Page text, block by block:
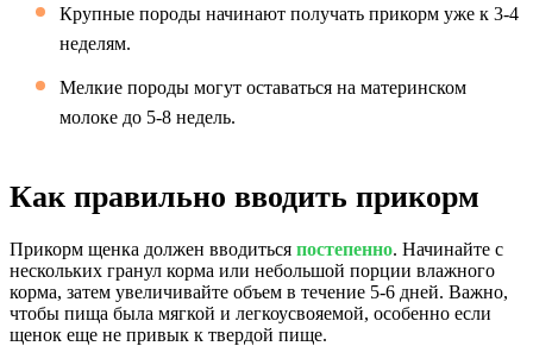
Крупные породы начинают получать прикорм уже к 3-4
неделям.
Мелкие породы могут оставаться на материнском
молоке до 5-8 недель.
Как правильно вводить прикорм
Прикорм щенка должен вводиться постепенно. Начинайте с
нескольких гранул корма или небольшой порции влажного
корма, затем увеличивайте объем в течение 5-6 дней. Важно,
чтобы пища была мягкой и легкоусвояемой, особенно если
щенок еще не привык к твердой пище.